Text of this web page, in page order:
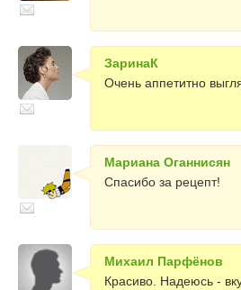
ЗаринаК
Очень аппетитно
Мариана Оганнисян
Спасибо за рецепт!
Михаил Парфёнов
Красиво. Надеюсь -